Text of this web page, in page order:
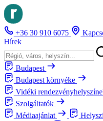
+36 30 910 6075
Hírek
Budapest
Budapest környéke
Vidéki
Szolgáltatók
Médiaajánlat